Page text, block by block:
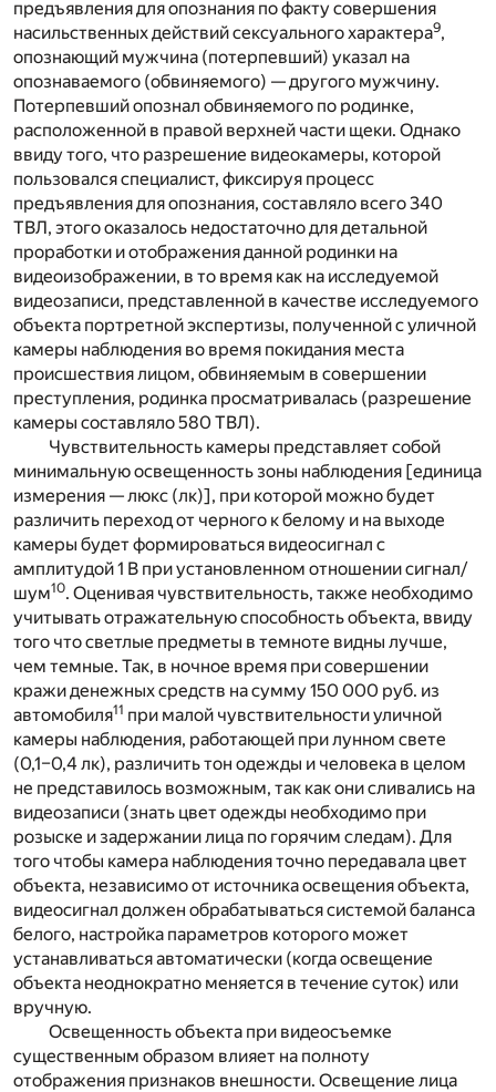
предъявления для опознания по факту совершения
насильственных действий сексуального характера9,
опознающий мужчина (потерпевший) указал на
опознаваемого (обвиняемого) — другого мужчину.
Потерпевший опознал обвиняемого по родинке,
расположенной в правой верхней части щеки. Однако
ввиду того, что разрешение видеокамеры, которой
пользовался специалист, фиксируя процесс
предъявления для опознания, составляло всего 340
ТВЛ, этого оказалось недостаточно для детальной
проработки и отображения данной родинки на
видеоизображении, в то время как на исследуемой
видеозаписи, представленной в качестве исследуемого
объекта портретной экспертизы, полученной с уличной
камеры наблюдения во время покидания места
происшествия лицом, обвиняемым в совершении
преступления, родинка просматривалась (разрешение
камеры составляло 580 ТВЛ).
Чувствительность камеры представляет собой
минимальную освещенность зоны наблюдения [единица
измерения — люкс (лк)], при которой можно будет
различить переход от черного к белому и на выходе
камеры будет формироваться видеосигнал с
амплитудой 1 В при установленном отношении сигнал/
шум10. Оценивая чувствительность, также необходимо
учитывать отражательную способность объекта, ввиду
того что светлые предметы в темноте видны лучше,
чем темные. Так, в ночное время при совершении
кражи денежных средств на сумму 150 000 руб. из
автомобиля11 при малой чувствительности уличной
камеры наблюдения, работающей при лунном свете
(0,1–0,4 лк), различить тон одежды и человека в целом
не представилось возможным, так как они сливались на
видеозаписи (знать цвет одежды необходимо при
розыске и задержании лица по горячим следам). Для
того чтобы камера наблюдения точно передавала цвет
объекта, независимо от источника освещения объекта,
видеосигнал должен обрабатываться системой баланса
белого, настройка параметров которого может
устанавливаться автоматически (когда освещение
объекта неоднократно меняется в течение суток) или
вручную.
Освещенность объекта при видеосъемке
существенным образом влияет на полноту
отображения признаков внешности. Освещение лица